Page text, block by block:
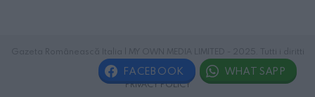
riservati.
PRIVACY POLICY
FACEBOOK WHATSAPP